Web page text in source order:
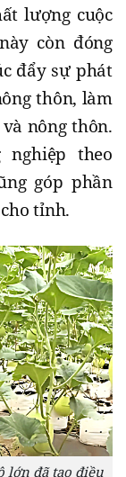
lượng cuộc
còn đóng
đẩy sự phát
thôn, làm
nông thôn.
theo
góp phần
tỉnh.
lớn đã tạo điều